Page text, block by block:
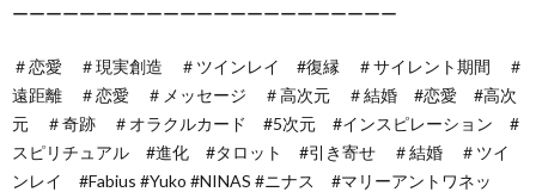
ーーーーーーーーーーーーーーーーーーーーーーー
＃恋愛 ＃現実創造 ＃ツインレイ #復縁 ＃サイレント期間 ＃
遠距離 ＃恋愛 ＃メッセージ ＃高次元 ＃結婚 #恋愛 #高次
元 ＃奇跡 ＃オラクルカード #5次元 #インスピレーション #
スピリチュアル #進化 #タロット #引き寄せ ＃結婚 ＃ツイ
ンレイ #Fabius #Yuko #NINAS #ニナス #マリーアントワネッ